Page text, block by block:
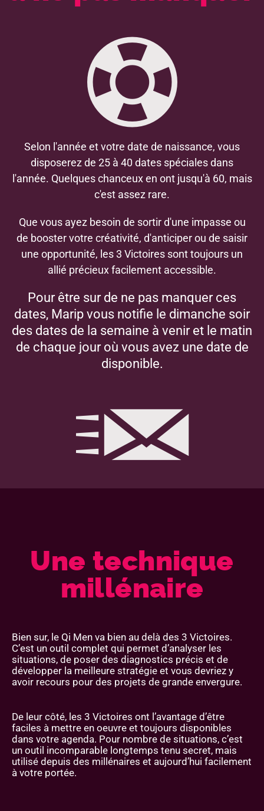
Selon l'année et votre date de naissance, vous
disposerez de 25 à 40 dates spéciales dans
l'année. Quelques chanceux en ont jusqu'à 60, mais
c'est assez rare.
Que vous ayez besoin de sortir d'une impasse ou
de booster votre créativité, d'anticiper ou de saisir
une opportunité, les 3 Victoires sont toujours un
allié précieux facilement accessible.
Pour être sur de ne pas manquer ces
dates, Marip vous notifie le dimanche soir
des dates de la semaine à venir et le matin
de chaque jour où vous avez une date de
disponible.
Une technique
millénaire
Bien sur, le Qi Men va bien au delà des 3 Victoires.
C’est un outil complet qui permet d’analyser les
situations, de poser des diagnostics précis et de
développer la meilleure stratégie et vous devriez y
avoir recours pour des projets de grande envergure.
De leur côté, les 3 Victoires ont l’avantage d’être
faciles à mettre en oeuvre et toujours disponibles
dans votre agenda. Pour nombre de situations, c’est
un outil incomparable longtemps tenu secret, mais
utilisé depuis des millénaires et aujourd’hui facilement
à votre portée.